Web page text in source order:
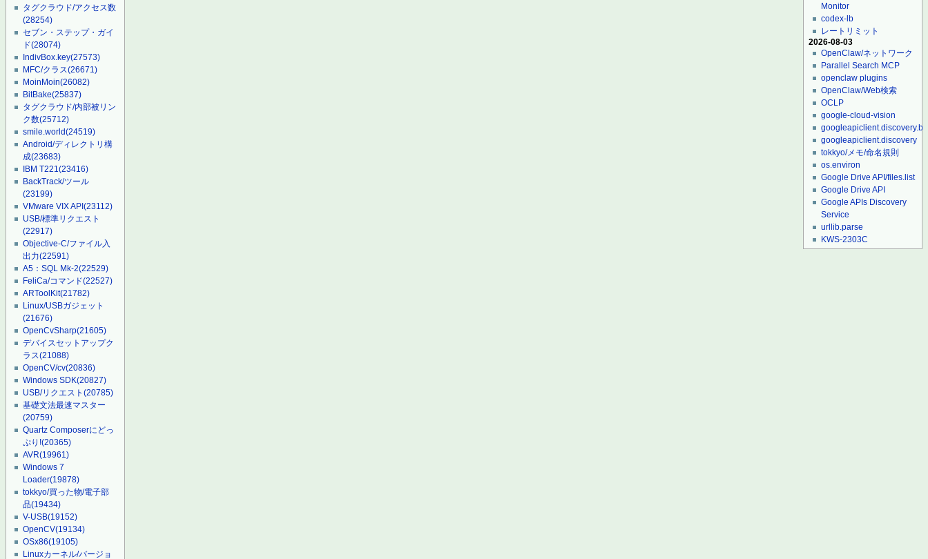
タグクラウド/アクセス数
(28254)
セブン・ステップ・ガイ
ド(28074)
IndivBox.key(27573)
MFC/クラス(26671)
MoinMoin(26082)
BitBake(25837)
タグクラウド/内部被リン
ク数(25712)
smile.world(24519)
Android/ディレクトリ構
成(23683)
IBM T221(23416)
BackTrack/ツール
(23199)
VMware VIX API(23112)
USB/標準リクエスト
(22917)
Objective-C/ファイル入
出力(22591)
A5：SQL Mk-2(22529)
FeliCa/コマンド(22527)
ARToolKit(21782)
Linux/USBガジェット
(21676)
OpenCvSharp(21605)
デバイスセットアップク
ラス(21088)
OpenCV/cv(20836)
Windows SDK(20827)
USB/リクエスト(20785)
基礎文法最速マスター
(20759)
Quartz Composerにどっ
ぷり!(20365)
AVR(19961)
Windows 7
Loader(19878)
tokkyo/買った物/電子部
品(19434)
V-USB(19152)
OpenCV(19134)
OSx86(19105)
Linuxカーネル/バージョ
Monitor
codex-lb
レートリミット
2026-08-03
OpenClaw/ネットワーク
Parallel Search MCP
openclaw plugins
OpenClaw/Web検索
OCLP
google-cloud-vision
googleapiclient.discovery
tokkyo/メモ/命名規則
os.environ
Google Drive API/files.list
Google Drive API
Google APIs Discovery
Service
urllib.parse
KWS-2303C